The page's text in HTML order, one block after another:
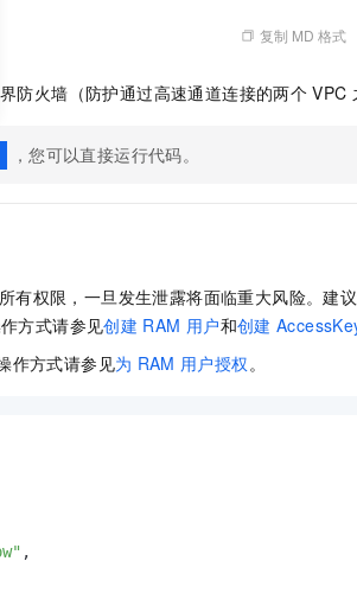
复制 MD 格式
界防火墙（防护通过高速通道连接的两个 VPC
，您可以直接运行代码。
有权限，一旦发生泄露将面临重大风险。建
方式请参见创建 RAM 用户和创建
作方式请参见为 RAM 用户授权。
,
旗舰模型，长程编程与推理利器
构建
服务平台百炼-应用模版
大模型原
开发、训练和推理服务
CN
基于千问大模型等，支持代码智能生成、研发智能问答
Kubernetes 版 ACK
面向真实软件
云原生数据
，持久记忆，越用越聪明
Code + GStack 打造工程团队
能 GStack，拥有专属 AI 工程团队
低代码高效
Max 首发尝鲜，限时加量 10 倍，夜间低至2折
，限时限量积分加倍
工作搭子，覆盖日常办公高频场景
AI 建站低至 15元/月
图文、视频一
AI 建站
0 代码专业建
智能客服
自动承接线索
字识别
流查询
系统
JAVA
SUSE
云网络合作
计划
心
健康状态
时刻
魔搭
魔搭